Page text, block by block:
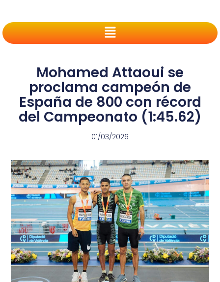
Mohamed Attaoui se
proclama campeón de
España de 800 con récord
del Campeonato (1:45.62)
01/03/2026